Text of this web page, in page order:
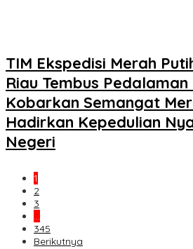
TIM Ekspedisi Merah
Riau Tembus
Kobarkan Semangat
Hadirkan Kepedulian
Negeri
1
2
3
…
345
Berikutnya